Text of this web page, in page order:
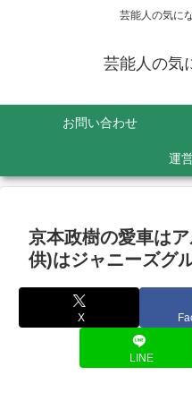
芸能人の気に
芸能人の気
お問い合わせ
運
京本政樹の愛車は
供)はジャニーズグ
X
LINE